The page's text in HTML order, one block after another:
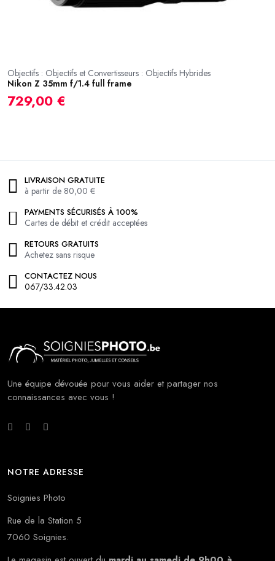
Objectifs : Objectifs et Convertisseurs : Objectifs Hybrides
Nikon Z 35mm f/1.4 full frame
729,00 €
LIVRAISON GRATUITE
à partir de 80,00 €
PAYMENTS SÉCURISÉS À 100%
Cartes de débit et crédit acceptées
RETOURS GRATUITS
Achetez sans risque
CONTACTEZ NOUS
067/33.42.03
Une équipe dévouée pour vous aider et partager nos
connaissances avec vous !
NOTRE ADRESSE
Soignies Photo
Rue de la Station 5
7060 Soignies.